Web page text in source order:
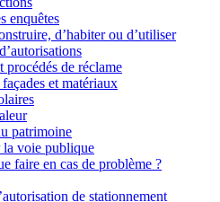
enquêtes
d’habiter ou d’utiliser
procédés de réclame
et matériaux
patrimoine
la voie publique
faire en cas de problème ?
de stationnement